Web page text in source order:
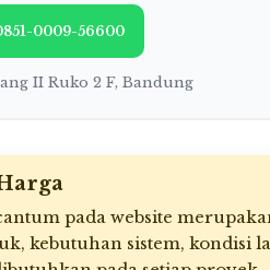
0009-56600
II Ruko 2 F, Bandung
pada website
kebutuhan sistem, kondisi